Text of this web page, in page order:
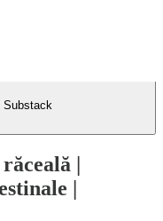
Substack
|
|